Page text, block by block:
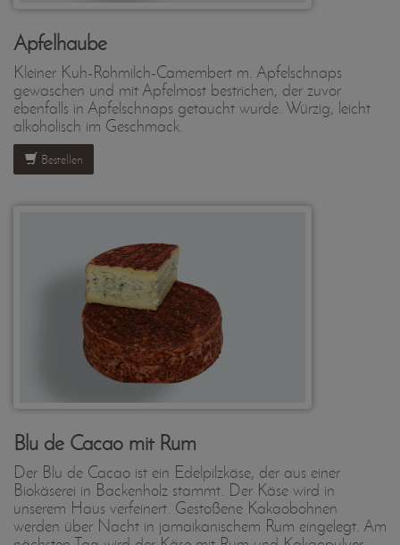
Apfelhaube
Kleiner Kuh-Rohmilch-Camembert m. Apfelschnaps
gewaschen und mit Apfelmost bestrichen, der zuvor
ebenfalls in Apfelschnaps getaucht wurde. Würzig, leicht
alkoholisch im Geschmack.
Bestellen
Blu de Cacao mit Rum
Der Blu de Cacao ist ein Edelpilzkäse, der aus einer
Biokäserei in Backenholz stammt. Der Käse wird in
unserem Haus verfeinert. Gestoßene Kakaobohnen
werden über Nacht in jamaikanischem Rum eingelegt. Am